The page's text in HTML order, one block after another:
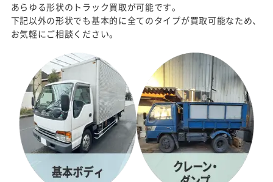
あらゆる形状のトラック買取が可能です。
下記以外の形状でも基本的に全てのタイプが買取可能なため、
お気軽にご相談ください。